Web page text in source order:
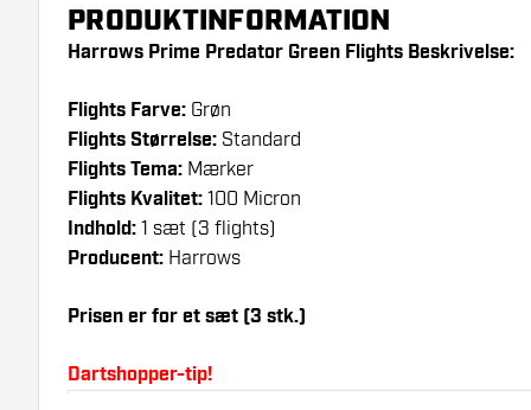
PRODUKTINFORMATION
Harrows Prime Predator Green Flights Beskrivelse:
Flights Farve: Grøn
Flights Størrelse: Standard
Flights Tema: Mærker
Flights Kvalitet: 100 Micron
Indhold: 1 sæt (3 flights)
Producent: Harrows
Prisen er for et sæt (3 stk.)
Dartshopper-tip!